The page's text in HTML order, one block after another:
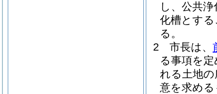
し、公共
化槽とす
る。
2
市長は、
る事項を
れる土地
意を求め